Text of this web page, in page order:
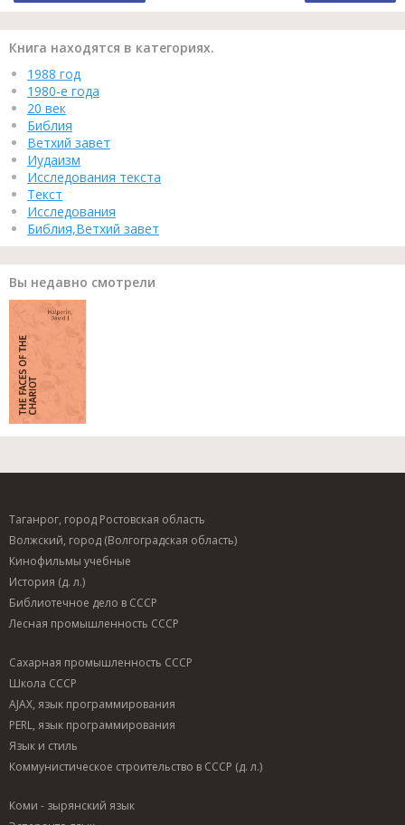
Книга находятся в категориях.
1988 год
1980-е года
20 век
Библия
Ветхий завет
Иудаизм
Исследования текста
Текст
Исследования
Библия,Ветхий завет
Вы недавно смотрели
Таганрог, город Ростовская область
Волжский, город (Волгоградская область)
Кинофильмы учебные
История (д. л.)
Библиотечное дело в СССР
Лесная промышленность СССР
Сахарная промышленность СССР
Школа СССР
AJAX, язык программирования
PERL, язык программирования
Язык и стиль
Коммунистическое строительство в СССР (д. л.)
Коми - зырянский язык